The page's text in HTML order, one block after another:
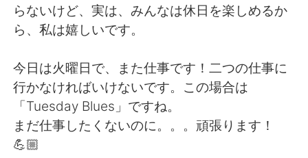
English 简体中文
العربية Français
Deutsch 日本語
らないけど、実は、みんなは休日を楽しめるか
ら、私は嬉しいです。
今日は火曜日で、また仕事です！二つの仕事に
行かなければいけないです。この場合は
「Tuesday Blues」ですね。
まだ仕事したくないのに。。。頑張ります！
💪🏼